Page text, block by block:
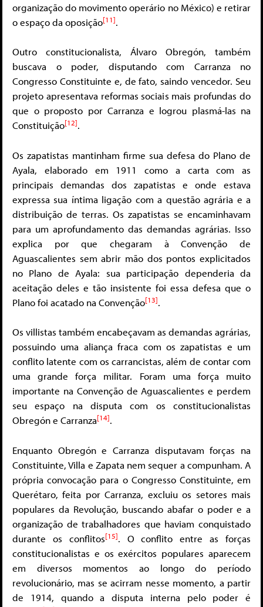
organização do movimento operário no México) e retirar
o espaço da oposição[11].
Outro constitucionalista, Álvaro Obregón, também
buscava o poder, disputando com Carranza no
Congresso Constituinte e, de fato, saindo vencedor. Seu
projeto apresentava reformas sociais mais profundas do
que o proposto por Carranza e logrou plasmá-las na
Constituição[12].
Os zapatistas mantinham firme sua defesa do Plano de
Ayala, elaborado em 1911 como a carta com as
principais demandas dos zapatistas e onde estava
expressa sua íntima ligação com a questão agrária e a
distribuição de terras. Os zapatistas se encaminhavam
para um aprofundamento das demandas agrárias. Isso
explica por que chegaram à Convenção de
Aguascalientes sem abrir mão dos pontos explicitados
no Plano de Ayala: sua participação dependeria da
aceitação deles e tão insistente foi essa defesa que o
Plano foi acatado na Convenção[13].
Os villistas também encabeçavam as demandas agrárias,
possuindo uma aliança fraca com os zapatistas e um
conflito latente com os carrancistas, além de contar com
uma grande força militar. Foram uma força muito
importante na Convenção de Aguascalientes e perdem
seu espaço na disputa com os constitucionalistas
Obregón e Carranza[14].
Enquanto Obregón e Carranza disputavam forças na
Constituinte, Villa e Zapata nem sequer a compunham. A
própria convocação para o Congresso Constituinte, em
Querétaro, feita por Carranza, excluiu os setores mais
populares da Revolução, buscando abafar o poder e a
organização de trabalhadores que haviam conquistado
durante os conflitos[15]. O conflito entre as forças
constitucionalistas e os exércitos populares aparecem
em diversos momentos ao longo do período
revolucionário, mas se acirram nesse momento, a partir
de 1914, quando a disputa interna pelo poder é